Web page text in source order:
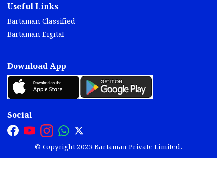
Useful Links
Bartaman Classified
Bartaman Digital
Download App
Social
© Copyright 2025 Bartaman Private Limited.